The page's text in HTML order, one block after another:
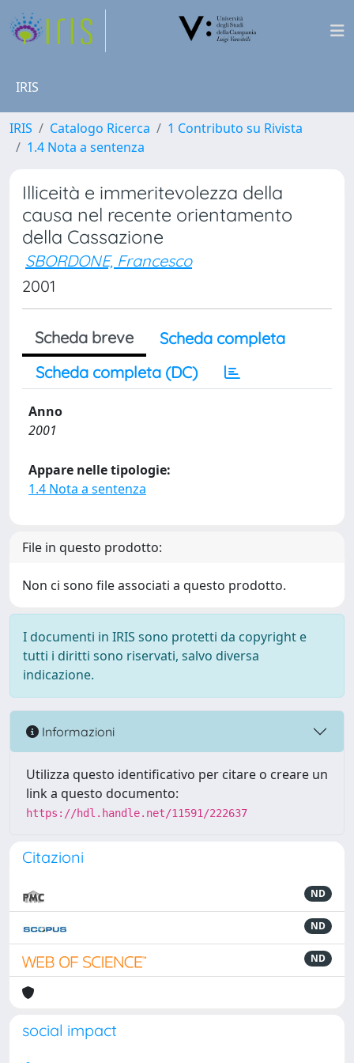
IRIS
IRIS Catalogo Ricerca
1 Contributo su Rivista
1.4 Nota a sentenza
Illiceità e immeritevolezza della
causa nel recente orientamento
della Cassazione
SBORDONE, Francesco
2001
Scheda breve
Scheda completa
Scheda completa (DC)
Anno
2001
Appare nelle tipologie:
1.4 Nota a sentenza
File in questo prodotto:
Non ci sono file associati a questo prodotto.
I documenti in IRIS sono protetti da copyright e
tutti i diritti sono riservati, salvo diversa
indicazione.
Informazioni
Utilizza questo identificativo per citare o creare un
link a questo documento:
https://hdl.handle.net/11591/222637
Citazioni
ND
ND
ND
social impact